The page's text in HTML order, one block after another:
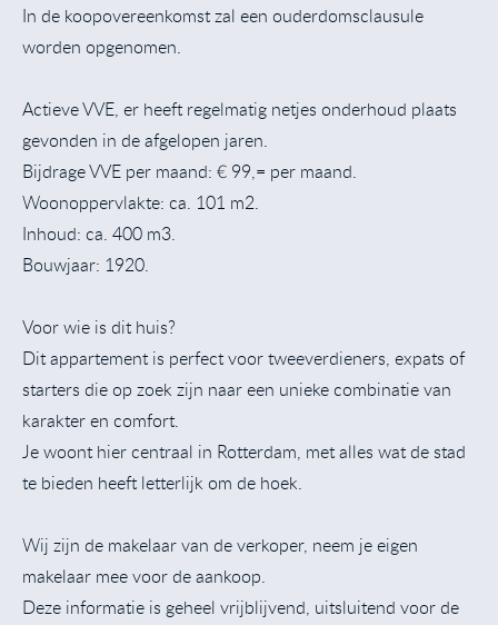
In de koopovereenkomst zal een ouderdomsclausule
worden opgenomen.
Actieve VVE, er heeft regelmatig netjes onderhoud plaats
gevonden in de afgelopen jaren.
Bijdrage VVE per maand: € 99,= per maand.
Woonoppervlakte: ca. 101 m2.
Inhoud: ca. 400 m3.
Bouwjaar: 1920.
Voor wie is dit huis?
Dit appartement is perfect voor tweeverdieners, expats of
starters die op zoek zijn naar een unieke combinatie van
karakter en comfort.
Je woont hier centraal in Rotterdam, met alles wat de stad
te bieden heeft letterlijk om de hoek.
Wij zijn de makelaar van de verkoper, neem je eigen
makelaar mee voor de aankoop.
Deze informatie is geheel vrijblijvend, uitsluitend voor de